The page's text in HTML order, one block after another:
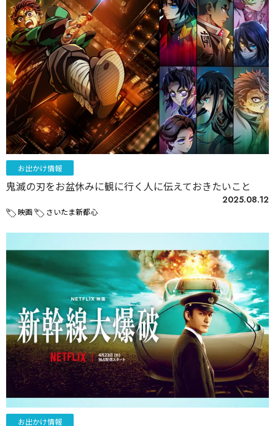
お出かけ情報
鬼滅の刃をお盆休みに観に行く人に伝えておきたいこと
2025.08.12
映画 さいたま新都心
お出かけ情報